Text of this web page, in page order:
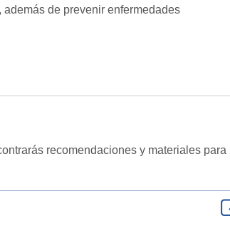
de prevenir enfermedades
recomendaciones y materiales para